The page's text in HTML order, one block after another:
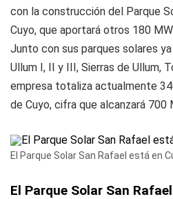
con la construcción del Parque
Cuyo, que aportará otros 180
Junto con sus parques solares
Ullum I, II y III, Sierras de Ullum,
empresa totaliza actualmente
de Cuyo, cifra que alcanzará 700
El Parque Solar San Rafael está en
El Parque Solar San Rafael